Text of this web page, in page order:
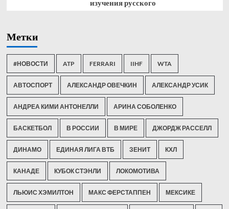
изучения русского
Метки
#НОВОСТИ ATP FERRARI IIHF WTA
АВТОСПОРТ АЛЕКСАНДР ОВЕЧКИН АЛЕКСАНДР УСИК
АНДРЕА КИМИ АНТОНЕЛЛИ АРИНА СОБОЛЕНКО
БАСКЕТБОЛ В РОССИИ В МИРЕ ДЖОРДЖ РАССЕЛЛ
ДИНАМО ЕДИНАЯ ЛИГА ВТБ ЗЕНИТ КХЛ
КАНАДЕ КУБОК СТЭНЛИ ЛОКОМОТИВА
ЛЬЮИС ХЭМИЛТОН МАКС ФЕРСТАППЕН МЕКСИКЕ